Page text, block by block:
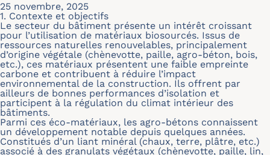
25 novembre, 2025
1. Contexte et objectifs
Le secteur du bâtiment présente un intérêt croissant
pour l’utilisation de matériaux biosourcés. Issus de
ressources naturelles renouvelables, principalement
d’origine végétale (chènevotte, paille, agro-béton, bois,
etc.), ces matériaux présentent une faible empreinte
carbone et contribuent à réduire l’impact
environnemental de la construction. Ils offrent par
ailleurs de bonnes performances d’isolation et
participent à la régulation du climat intérieur des
bâtiments.
Parmi ces éco-matériaux, les agro-bétons connaissent
un développement notable depuis quelques années.
Constitués d’un liant minéral (chaux, terre, plâtre, etc.)
associé à des granulats végétaux (chènevotte, paille, lin,